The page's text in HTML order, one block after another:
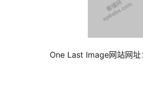
One Last Image网站网址